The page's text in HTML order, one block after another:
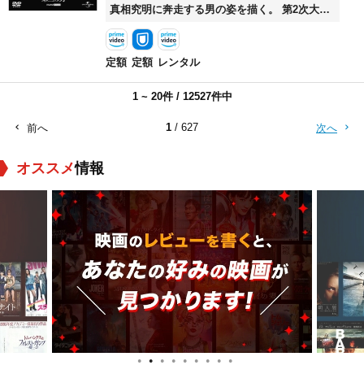
真相究明に奔走する男の姿を描く。 第2次大戦
後のウィーンに、アメリカから友人ハリーを訪
ねてやってきた作家ホリーは到着早々、ハリー
が事故で死んだと知らされる。不審に思ったホ
た3人のうち、身元の確認がとれない“第三の
ンの原作・脚本を、名匠キャロル・リード監督
定額 定額 レンタル
1 ~ 20件 / 12527件中
前へ 1 / 627 次へ
オススメ情報
● ● ● ● ● ● ● ● ●